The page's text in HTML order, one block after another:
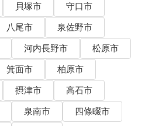
貝塚市
守口市
八尾市
泉佐野市
河内長野市
松原市
箕面市
柏原市
摂津市
高石市
泉南市
四條畷市